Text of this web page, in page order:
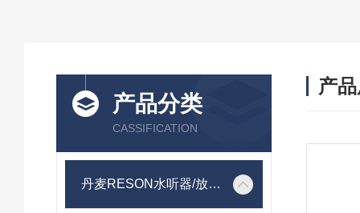
产品分类
CASSIFICATION
丹麦RESON水听器/放大器
产